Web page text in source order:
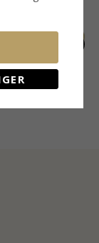
Hjerte diamant
guld med diamant